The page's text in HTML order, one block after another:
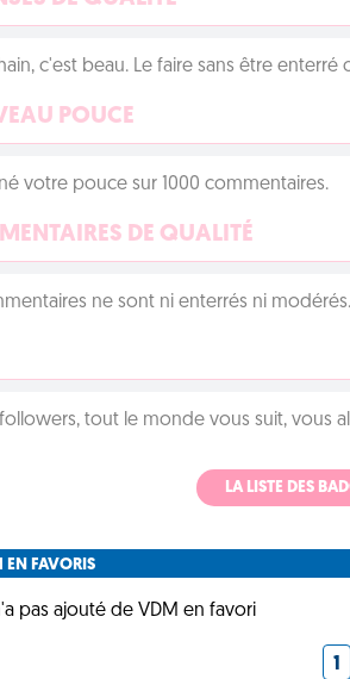
c'est beau. Le faire sans être
POUCE
votre pouce sur 1000 commentaires.
DE QUALITÉ
ne sont ni enterrés ni
tout le monde vous suit, vous
LA LISTE DES
FAVORIS
pas ajouté de VDM en favori
1